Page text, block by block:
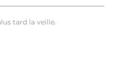
tard la veille.